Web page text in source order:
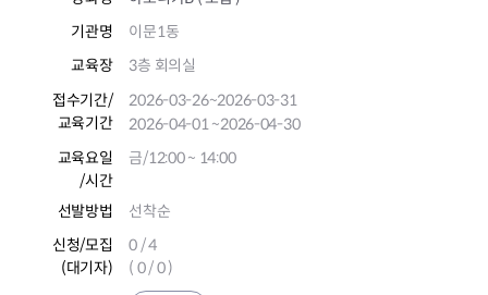
기관명
이문1동
교육장
3층 회의실
접수기간/
교육기간
2026-03-26~2026-03-31
2026-04-01~2026-04-30
교육요일
/시간
금/12:00 ~ 14:00
선발방법
선착순
신청/모집
(대기자)
0 / 4
( 0 / 0 )